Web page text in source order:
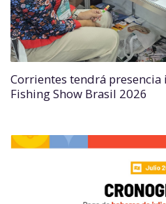
Corrientes tendrá
Fishing Show Brasil 2026